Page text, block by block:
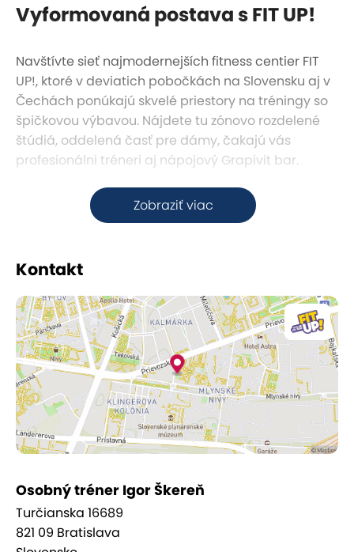
Zobraziť viac
Vyformovaná postava s FIT UP!
Navštívte sieť najmodernejších fitness centier FIT
UP!, ktoré v deviatich pobočkách na Slovensku aj v
Čechách ponúkajú skvelé priestory na tréningy so
špičkovou výbavou. Nájdete tu zónovo rozdelené
štúdiá, oddelená časť pre dámy, čakajú vás
profesionálni tréneri aj nápojový Grapivit bar.
Kontakt
Osobný tréner Igor Škereň
Turčianska 16689
821 09 Bratislava